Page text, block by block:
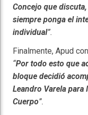
Concejo que
siempre ponga el
individual”.
Finalmente, Apud
“Por todo esto que
bloque decidió
Leandro Varela para
Cuerpo”.